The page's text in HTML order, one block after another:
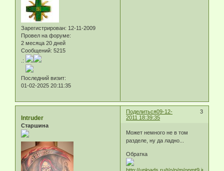
Зарегистрирован: 12-11-2009
Провел на форуме:
2 месяца 20 дней
Сообщений: 5215
.:
Последний визит:
01-02-2025 20:11:35
Поделиться 3
09-12-
2011 18:39:35
Intruder
Старшина
Может немного не в том
разделе, ну да ладно...
Обратка